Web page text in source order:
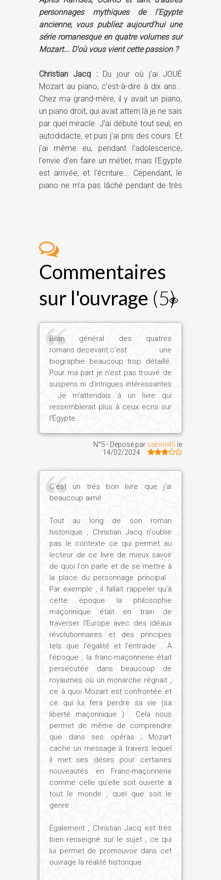
personnages mythiques de l'Egypte
ancienne, vous publiez aujourd'hui une
série romanesque en quatre volumes sur
Mozart... D'où vous vient cette passion ?
Christian Jacq :Du jour où j'ai JOUÉ
Mozart au piano, c'est-à-dire à dix ans...
Chez ma grand-mère, il y avait un piano,
un piano droit, qui avait atterri là je ne sais
par quel miracle. J'ai débuté tout seul, en
autodidacte, et puis j'ai pris des cours. Et
j'ai même eu, pendant l'adolescence,
l'envie d'en faire un métier, mais l'Egypte
est arrivée, et l'écriture... Cependant, le
piano ne m'a pas lâché pendant de très
Christian Jacq :
qui, d'ailleurs, sont des parties un peu
commencé très jeune à en écrire, à huit,
dix ans, et n'a jamais cessé ensuite. Et
c'est assez bouleversant parce que cela
révèle une partie de lui très intime, qui me
touche particulièrement.
Une rencontre décisive, en quelque
sorte...
Christian Jacq :
ami, on pourrait presque dire un frère,
enfin quelqu'un qui me parlait
énormément. Surtout dans ses
mouvements lents, un peu tragiques,
dans lesquels on sent qu'il s'interroge...
Tout ça raconte des histoires. C'est un
Et cette fraternité inattendue va se
poursuivre ?
Christian Jacq :Oui, lorsque je sors des
sonates pour aller vers les opéras, les
symphonies, etc. Car dans ses opéras,
Mozart est aussi écrivain. Bien sûr, il a
des librettistes comme Lorenzo Da
Ponte, pour Les Noces de Figaro, Cosi
fan tutte, Don Juan, ou Emmanuel
Schikaneder pour La Flûte enchantée.
Mais ses lettres sont extrêmement
claires : il veut avoir le contrôle des livrets
et il le dit explicitement, demandant à ses
librettistes de se plier à ses exigences, à
ce qu'il veut, à ce qui doit être dit. Et,
évidemment, l'un des points clefs de ce
roman, c'est que le 14 décembre 1784, il
est initié à la Franc-Maçonnerie.
Quel âge a-t-il ?
Christian Jacq : Il a vingt-huit ans, et cela
change tout dans sa vie, dans sa façon
d'envisager la musique, dans ce qu'il va
composer. L'initiation maçonnique est
Commentaires
sur l'ouvrage (5)
Bilan général des quatres
romans.decevant.c'est une
biographie beaucoup trop détaillé.
Pour ma part je n'est pas trouvé de
suspens ni d'intrigues intéressantes
. Je m'attendais à un livre qui
ressemblerait plus à ceux ecris sur
l'Égypte .
N°5 - Déposé par sabine45 le
14/02/2024
C'est un très bon livre que j'ai
beaucoup aimé .
Tout au long de son roman
historique , Christian Jacq n'oublie
pas le contexte ce qui permet au
lecteur de ce livre de mieux savoir
de quoi l'on parle et de se mettre à
la place du personnage principal .
Par exemple , il fallait rappeler qu'à
cette époque la philosophie
maçonnique était en train de
traverser l'Europe avec des idéaux
révolutionnaires et des principes
tels que l'égalité et l'entraide . À
l'époque , la franc-maçonnerie était
persécutée dans beaucoup de
royaumes où un monarche régnait ,
ce à quoi Mozart est confrontée et
ce qui lui fera perdre sa vie (sa
liberté maçonnique ) . Cela nous
permet de même de comprendre
que dans ses opéras ; Mozart
cache un message à travers lequel
il met ses désirs pour certaines
nouveautés en Franc-maçonnerie
comme celle qu'elle soit ouverte à
tout le monde , quel que soit le
genre .
Également , Christian Jacq est très
bien renseigné sur le sujet , ce qui
lui permet de promouvoir dans cet
ouvrage la réalité historique .